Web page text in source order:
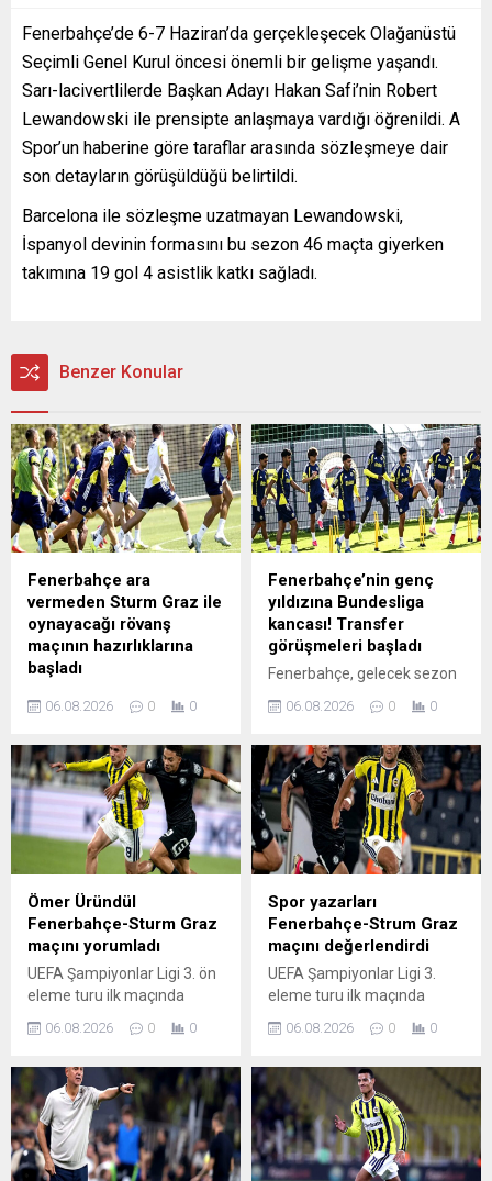
Fenerbahçe’de 6-7 Haziran’da gerçekleşecek Olağanüstü
Seçimli Genel Kurul öncesi önemli bir gelişme yaşandı.
Sarı-lacivertlilerde Başkan Adayı Hakan Safi’nin Robert
Lewandowski ile prensipte anlaşmaya vardığı öğrenildi. A
Spor’un haberine göre taraflar arasında sözleşmeye dair
son detayların görüşüldüğü belirtildi.
Barcelona ile sözleşme uzatmayan Lewandowski,
İspanyol devinin formasını bu sezon 46 maçta giyerken
takımına 19 gol 4 asistlik katkı sağladı.
Benzer Konular
Fenerbahçe ara
vermeden Sturm Graz ile
oynayacağı rövanş
maçının hazırlıklarına
başladı
günü deplasmanda Sturm
Şampiyonlar Ligi 3'üncü ön
eleme turu rövanş maçının
hazırlıklarına ara vermeden
06.08.2026 0 0
Fenerbahçe’nin genç
yıldızına Bundesliga
kancası! Transfer
görüşmeleri başladı
Fenerbahçe, gelecek sezon
sürdürürken sarı-
mevcut oyuncuların da
akıbeti merak ediliyor.
Alman basınında yer alan o
habere göre Bundesliga
ekibinin, Fenerbahçe'nin
genç yıldızını kadrosuna
katmak için görüşmelere
başladığı iddia edildi. İşte
detaylar... (FB SPOR
HABERİ)
06.08.2026 0 0
Ömer Üründül
Fenerbahçe-Sturm Graz
maçını yorumladı
UEFA Şampiyonlar Ligi 3. ön
eleme turu ilk maçında
0 mağlup ederek
Mücadelenin ardından
Sabah gazetesi yazarı
Ömer Üründül, sarı-
lacivertlilerin performansını
değerlendirdi. İşte o yazı...
06.08.2026 0 0
Spor yazarları
Fenerbahçe-Strum Graz
maçını değerlendirdi
UEFA Şampiyonlar Ligi 3.
eleme turu ilk maçında
Graz'ı ağırlayan Fenerbahçe,
karşılaşmadan 2-0'lık net bir
galibiyetle ayrıldı. Saat
21.00'de başlayan
mücadelede rakibine
üstünlük kuran sarı-
06.08.2026 0 0